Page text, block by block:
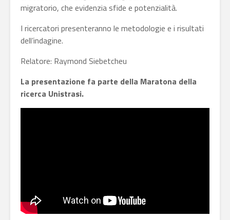
migratorio, che evidenzia sfide e potenzialità.
I ricercatori presenteranno le metodologie e i risultati
dell’indagine.
Relatore: Raymond Siebetcheu
La presentazione fa parte della Maratona della
ricerca Unistrasi.